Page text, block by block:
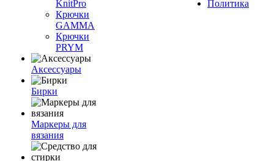
KnitPro
Крючки
GAMMA
Крючки
PRYM
Аксессуары
Бирки
Маркеры для
вязания
Политика